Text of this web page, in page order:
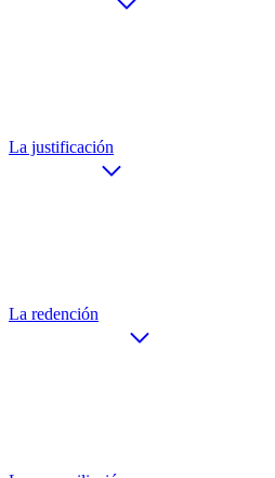
La justificación
La redención